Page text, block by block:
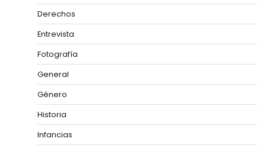
Derechos
Entrevista
Fotografía
General
Género
Historia
Infancias